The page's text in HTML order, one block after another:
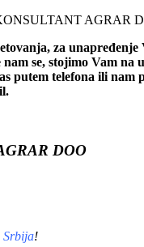
za unapređenje
se, stojimo Vam na
putem telefona ili nam
DOO
Srbija!